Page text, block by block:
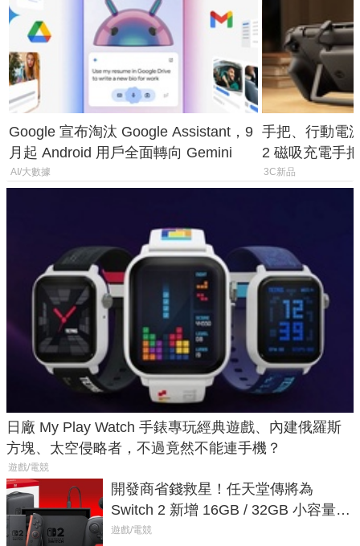
Google 宣布淘汰 Google Assistant，9
月起 Android 用戶全面轉向 Gemini
AI/大數據
手把、行動電
2 磁吸充電手
倍
3C新品
日廠 My Play Watch 手錶專玩經典遊戲、內建俄羅斯
方塊、太空侵略者，不過竟然不能連手機？
遊戲/電競
開發商省錢救星！任天堂傳將為
Switch 2 新增 16GB / 32GB 小容量遊
戲卡的選擇
遊戲/電競